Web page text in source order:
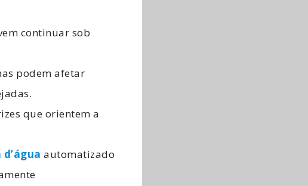
continuar sob
podem afetar
que orientem a
automatizado